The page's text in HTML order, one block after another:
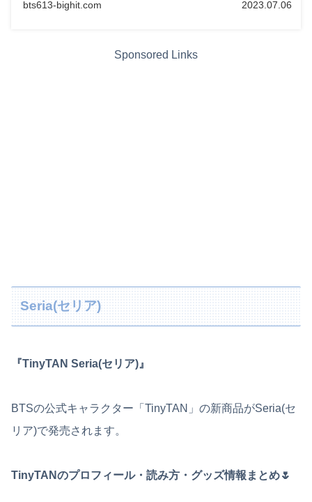
bts613-bighit.com 2023.07.06
Sponsored Links
Seria(セリア)
『TinyTAN Seria(セリア)』
BTSの公式キャラクター「TinyTAN」の新商品がSeria(セ
リア)で発売されます。
TinyTANのプロフィール・読み方・グッズ情報まとめ🌷